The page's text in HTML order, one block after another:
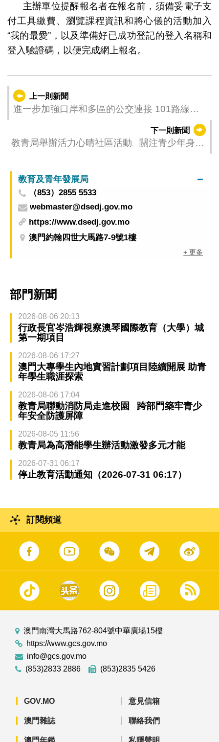
主辦單位提醒報名者在報名前，須備妥電子支
付工具繳費、瀏覽課程資訊和將心儀的活動加入
“我的最愛”，以及準備好已成功登記的登入名稱和
登入驗證碼，以便完成網上報名。
上一則新聞
進一步加強口岸和多區的公交連接 101路線巴
下一則新聞
教青局舉辦活力心晴社區活動 關注青少年身心
教育及青年發展局
（853）2855 5533
webmaster@dsedj.gov.mo
https://www.dsedj.gov.mo
澳門約翰四世大馬路7-9號1樓
+ 更多
部門新聞
2026-08-06 20:13
行政長官岑浩輝視察澳琴國際教育（大學）城
第一期項目
2026-08-06 17:27
澳門大專學生內地實習計劃項目陸續開展 助青
年學生職涯探索
2026-08-06 17:04
教青局聯動消防局走進校園 跨部門築牢青少
年安全防護屏障
2026-08-05 11:56
教青局為高潛能學生辦活動激發多元才能
2026-07-31 06:17
停止教育活動通知（2026-07-31 06:17）
訂閱頻道
澳門南灣大馬路762-804號中華廣場15樓
https://www.gcs.gov.mo
info@gcs.gov.mo
(853)2833 2886
(853)2835 5426
GOV.MO
澳門雜誌
澳門年鑑
意見信箱
聯絡我們
私隱聲明